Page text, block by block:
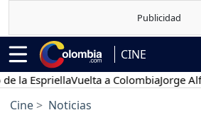
CINE
Vuelta a ColombiaJorge Alfredo
Cine Noticias